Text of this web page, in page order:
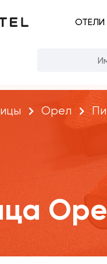
ОТЕЛИ
Орел